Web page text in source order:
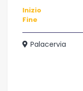
Inizio
Fine
Palacervia